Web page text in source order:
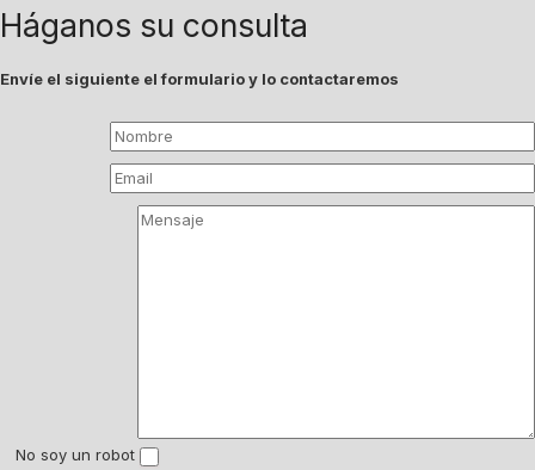
Háganos su consulta
Envíe el siguiente el formulario y lo contactaremos
No soy un robot